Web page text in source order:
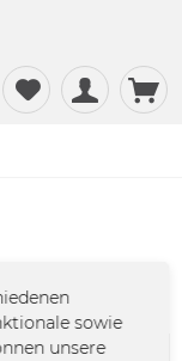
sowie
unsere